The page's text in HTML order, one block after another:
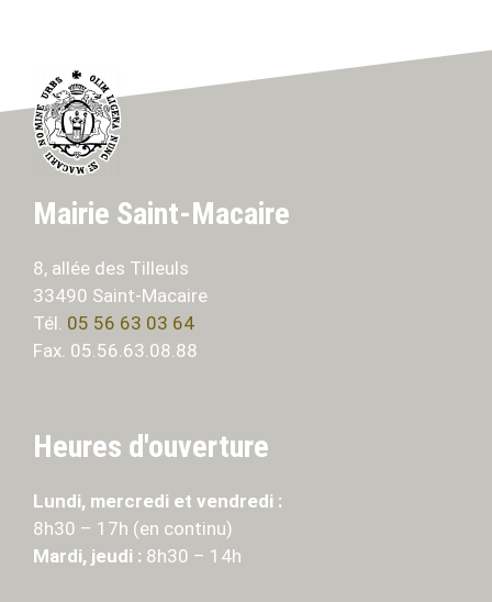
Mairie Saint-Macaire
8, allée des Tilleuls
33490 Saint-Macaire
Tél. 05 56 63 03 64
Fax. 05.56.63.08.88
Heures d'ouverture
Lundi, mercredi et vendredi :
8h30 – 17h (en continu)
Mardi, jeudi : 8h30 – 14h